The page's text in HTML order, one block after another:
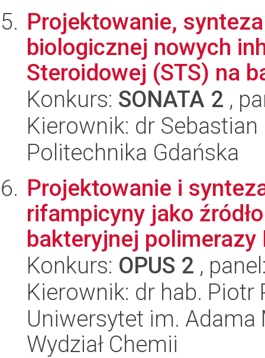
Projektowanie,
biologicznej nowych
Steroidowej (STS) na
Konkurs: SONATA 2 ,
Kierownik: dr
Politechnika Gdańska
Projektowanie i
rifampicyny jako
bakteryjnej polimerazy
Konkurs: OPUS 2 ,
Kierownik: dr hab. Piotr
Uniwersytet im.
Wydział Chemii